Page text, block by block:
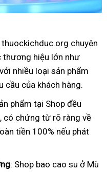
thuockichduc.org chuyên
thương hiệu lớn như
nhiều loại sản phẩm
cầu của khách hàng.
phẩm tại Shop đều
có chứng từ rõ ràng về
tiền 100% nếu phát
: Shop bao cao su ở Mù